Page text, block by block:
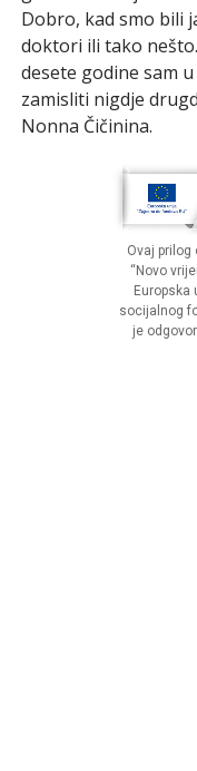
Dobro, kad smo bili
doktori ili tako
desete godine sam
zamisliti nigdje
Nonna Čičinina.
Ovaj prilog
“Novo
Europska
socijalnog
je